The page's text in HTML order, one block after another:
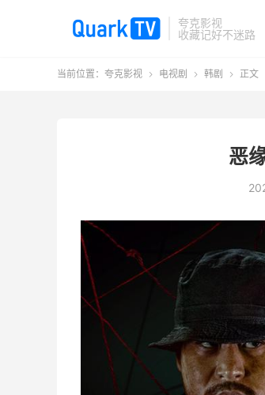
夸克影视
收藏记好不迷路
当前位置： 夸克影视  电视剧  韩剧  正文
恶